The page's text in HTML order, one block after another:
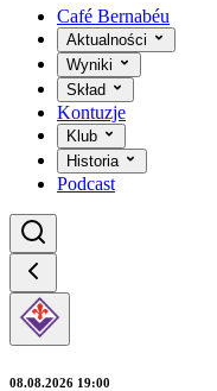
Café Bernabéu
Aktualności
Wyniki
Skład
Kontuzje
Klub
Historia
Podcast
08.08.2026 19:00